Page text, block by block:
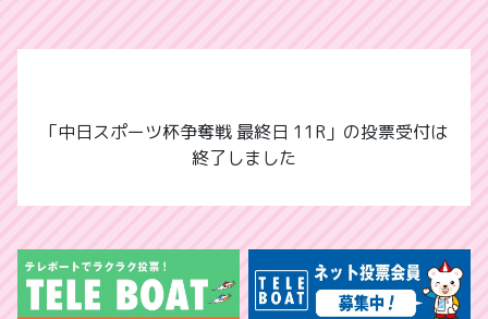
「中日スポーツ杯争奪戦 最終日 11R」の投票受付は
終了しました